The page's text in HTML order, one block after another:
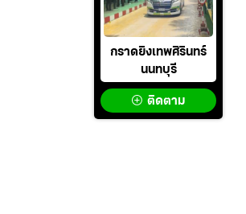
กราดยิงเทพศิรินทร์
นนทบุรี
ติดตาม